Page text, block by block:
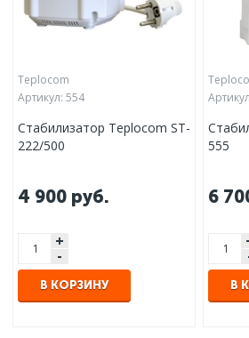
Teplocom
Артикул: 554
Стабилизатор Teplocom ST-
222/500
4 900 руб.
+
-
В КОРЗИНУ
555
6
В